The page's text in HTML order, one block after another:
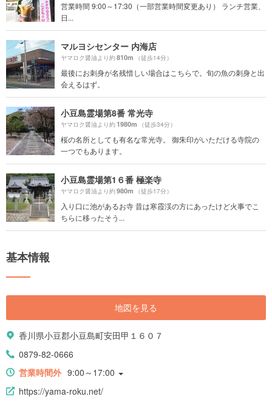
営業時間 9:00～17:30（一部営業時間変更あり） ランチ営業、
日...
マルヨシセンター 内海店
ヤマロク醤油より約810m （徒歩14分）
最後にお刺身が名残惜しい場合はこちらで。旬の魚の刺身と出
会えるはず。
小豆島霊場第8番 常光寺
ヤマロク醤油より約1980m （徒歩34分）
桜の名所としても有名な常光寺。 御朱印がいただける寺院の
一つでもあります。
小豆島霊場第1６番 極楽寺
ヤマロク醤油より約980m （徒歩17分）
入り口に池があるお寺 昔は寒霞渓の方にあったけど火事でこ
ちらに移ったそう...
基本情報
地図を見る
香川県小豆郡小豆島町安田甲１６０７
0879-82-0666
営業時間外 9:00～17:00
https://yama-roku.net/